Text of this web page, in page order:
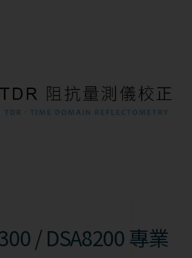
/ DSA8200 專業